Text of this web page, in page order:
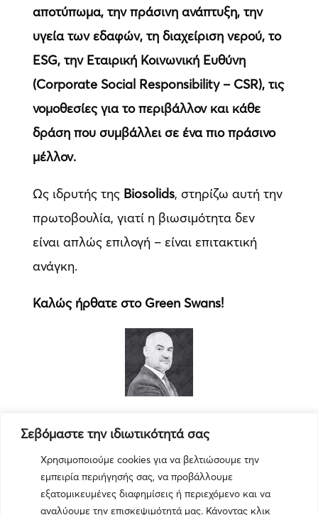
Σεβόμαστε την ιδιωτικότητά σας
Χρησιμοποιούμε cookies για να βελτιώσουμε την
εμπειρία περιήγησής σας, να προβάλλουμε
εξατομικευμένες διαφημίσεις ή περιεχόμενο και να
αναλύουμε την επισκεψιμότητά μας. Κάνοντας κλικ
αποτύπωμα, την πράσινη ανάπτυξη, την
υγεία των εδαφών, τη διαχείριση νερού, το
ESG, την Εταιρική Κοινωνική Ευθύνη
(Corporate Social Responsibility – CSR), τις
νομοθεσίες για το περιβάλλον και κάθε
δράση που συμβάλλει σε ένα πιο πράσινο
μέλλον.
Ως ιδρυτής της Biosolids, στηρίζω αυτή την
πρωτοβουλία, γιατί η βιωσιμότητα δεν
είναι απλώς επιλογή – είναι επιτακτική
ανάγκη.
Καλώς ήρθατε στο Green Swans!
Εκδότης